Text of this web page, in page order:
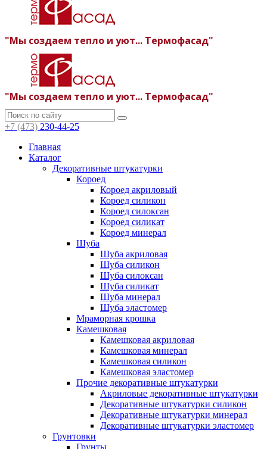
"Мы создаем тепло и уют... Термофасад"
"Мы создаем тепло и уют... Термофасад"
+7 (473) 230-44-25
Главная
Каталог
Декоративные штукатурки
Короед
Короед акриловый
Короед силикон
Короед силоксан
Короед силикат
Короед минерал
Шуба
Шуба акриловая
Шуба силикон
Шуба силоксан
Шуба силикат
Шуба минерал
Шуба эластомер
Мраморная крошка
Камешковая
Камешковая акриловая
Камешковая минерал
Камешковая силикон
Камешковая эластомер
Прочие декоративные штукатурки
Акриловые декоративные штукатурки
Декоративные штукатурки силикон
Декоративные штукатурки минерал
Декоративные штукатурки эластомер
Грунтовки
Грунты